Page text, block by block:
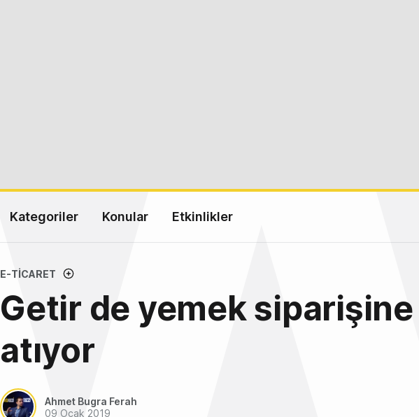
Kategoriler Konular Etkinlikler
E-TICARET
Getir de yemek siparişine
atıyor
Ahmet Bugra Ferah
09 Ocak 2019